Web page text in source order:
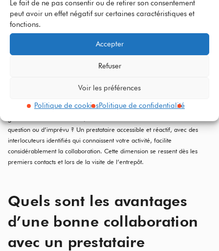
Le fait de ne pas consentir ou de retirer son consentement
peut avoir un effet négatif sur certaines caractéristiques et
fonctions.
Accepter
Refuser
Voir les préférences
Politique de cookiesPolitique de confidentialité
capable de gérer efficacement les retours contribue à fidéliser votre
clientèle.
: c’est le nerf de la guerre en vente à distance.
Renseignez-vous sur les modes de transport proposés (standard, express,
à domicile ou hors domicile) et sur les transporteurs avec lesquels travaille
échanges au quotidien compte tout autant. Qui sera en charge de la
question ou d’imprévu ? Un prestataire accessible et réactif, avec des
interlocuteurs identifiés qui connaissent votre activité, facilite
considérablement la collaboration. Cette dimension se ressent dès les
premiers contacts et lors de la visite de l’entrepôt.
Quels sont les avantages
d’une bonne collaboration
avec un prestataire